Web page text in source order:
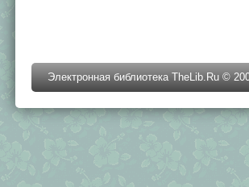
Электронная библиотека TheLib.Ru ©